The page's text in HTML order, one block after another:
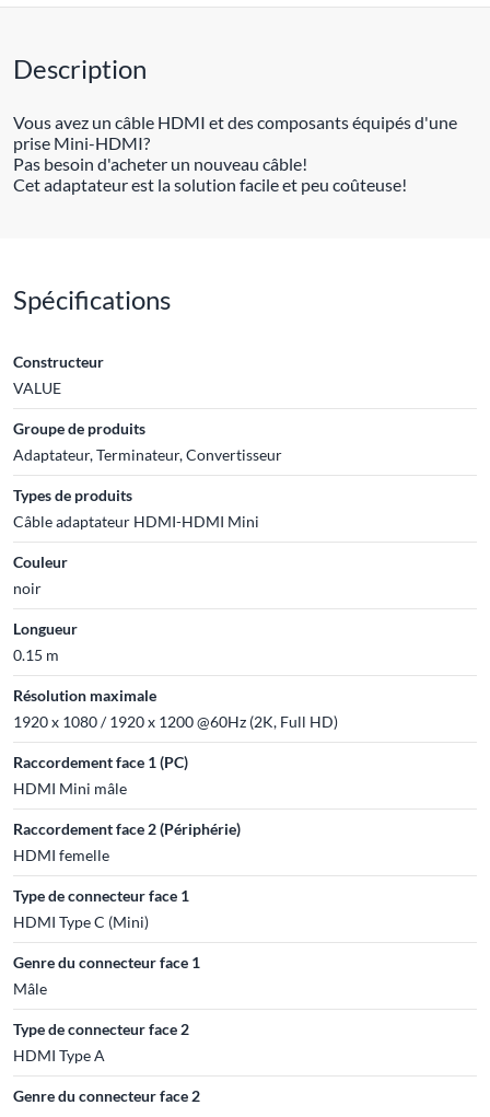
Description
Vous avez un câble HDMI et des composants équipés d'une
prise Mini-HDMI?
Pas besoin d'acheter un nouveau câble!
Cet adaptateur est la solution facile et peu coûteuse!
Spécifications
Constructeur
VALUE
Groupe de produits
Adaptateur, Terminateur, Convertisseur
Types de produits
Câble adaptateur HDMI-HDMI Mini
Couleur
noir
Longueur
0.15 m
Résolution maximale
1920 x 1080 / 1920 x 1200 @60Hz (2K, Full HD)
Raccordement face 1 (PC)
HDMI Mini mâle
Raccordement face 2 (Périphérie)
HDMI femelle
Type de connecteur face 1
HDMI Type C (Mini)
Genre du connecteur face 1
Mâle
Type de connecteur face 2
HDMI Type A
Genre du connecteur face 2